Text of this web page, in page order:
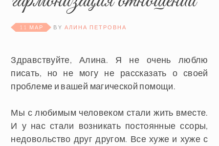
11 МАР BYАЛИНА ПЕТРОВНА
Здравствуйте, Алина. Я не очень люблю
писать, но не могу не рассказать о своей
проблеме и вашей магической помощи.
Мы с любимым человеком стали жить вместе.
И у нас стали возникать постоянные ссоры,
недовольство друг другом. Все хуже и хуже с